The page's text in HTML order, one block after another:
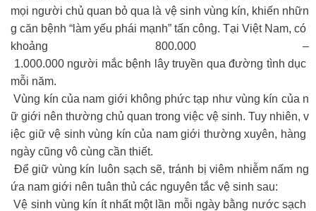
mọi người chủ quan bỏ qua là vệ sinh vùng kín, khiến nhữn
g căn bệnh “làm yếu phái mạnh” tấn công. Tại Việt Nam, có
khoảng 800.000 –
1.000.000 người mắc bệnh lây truyền qua đường tình dục
mỗi năm.
Vùng kín của nam giới không phức tạp như vùng kín của n
ữ giới nên thường chủ quan trong việc vệ sinh. Tuy nhiên, v
iệc giữ vệ sinh vùng kín của nam giới thường xuyên, hàng
ngày cũng vô cùng cần thiết.
Để giữ vùng kín luôn sạch sẽ, tránh bị viêm nhiễm nấm ng
ứa nam giới nên tuân thủ các nguyên tắc vệ sinh sau:
Vệ sinh vùng kín ít nhất một lần mỗi ngày bằng nước sạch